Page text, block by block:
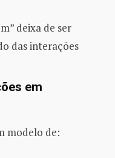
deixa de ser
das interações
em
modelo de: